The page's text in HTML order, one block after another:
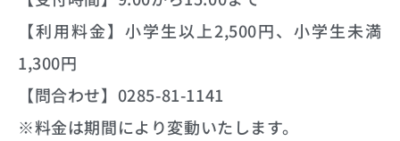
【利用料金】小学生以上2,500円、小学生未満
1,300円
【問合わせ】0285-81-1141
※料金は期間により変動いたします。